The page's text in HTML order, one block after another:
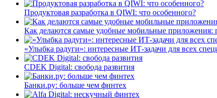
Продуктовая разработка в QIWI: что особенного?
Как делаются самые удобные мобильные приложения:
«Улыбка радуги»: интересные ИТ-задачи для всех
CDEK Digital: свобода развития
Банки.ру: больше чем финтех